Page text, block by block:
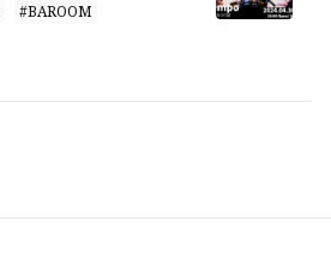
#BAROOM